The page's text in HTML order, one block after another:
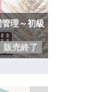
管理～初級
販売終了